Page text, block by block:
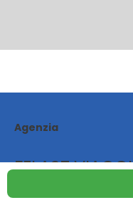
Agenzia
FELAST VIAGGI